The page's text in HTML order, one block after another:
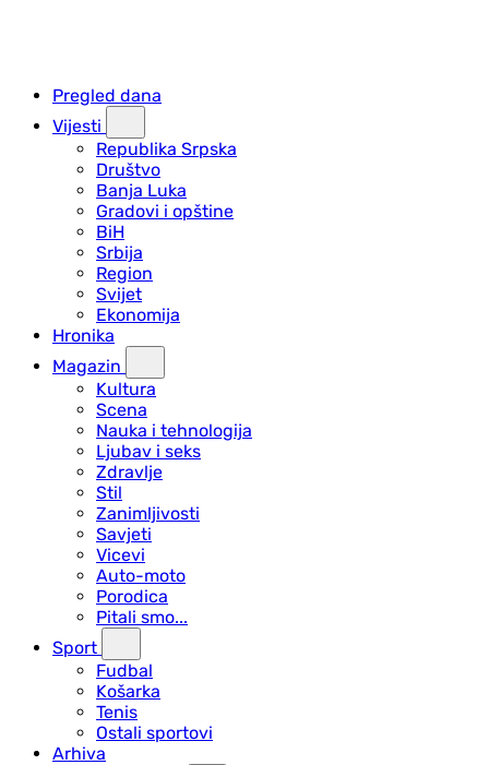
Pregled dana
Vijesti
Republika Srpska
Društvo
Banja Luka
Gradovi i opštine
BiH
Srbija
Region
Svijet
Ekonomija
Hronika
Magazin
Kultura
Scena
Nauka i tehnologija
Ljubav i seks
Zdravlje
Stil
Zanimljivosti
Savjeti
Vicevi
Auto-moto
Porodica
Pitali smo...
Sport
Fudbal
Košarka
Tenis
Ostali sportovi
Arhiva